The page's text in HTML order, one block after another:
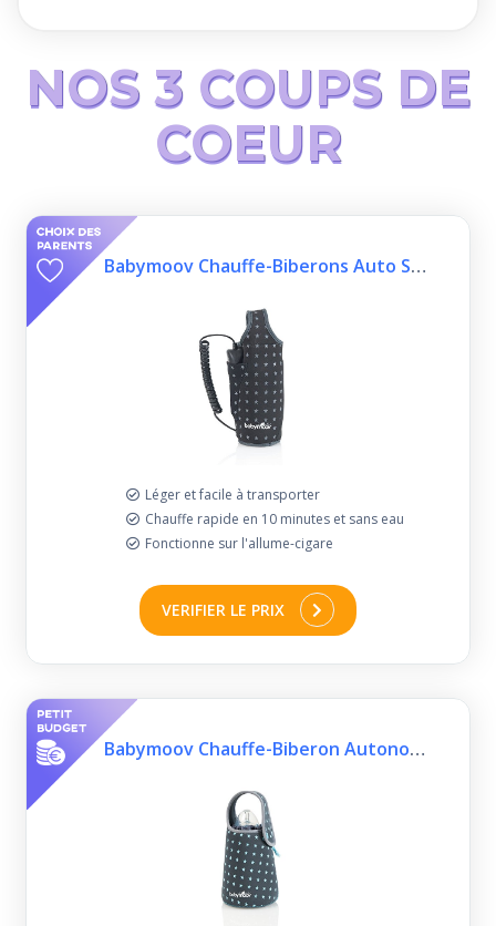
NOS 3 COUPS DE
COEUR
Babymoov Chauffe-Biberons Auto Speed Bib Gris
Léger et facile à transporter
Chauffe rapide en 10 minutes et sans eau
Fonctionne sur l'allume-cigare
VERIFIER LE PRIX
Babymoov Chauffe-Biberon Autonome Gris